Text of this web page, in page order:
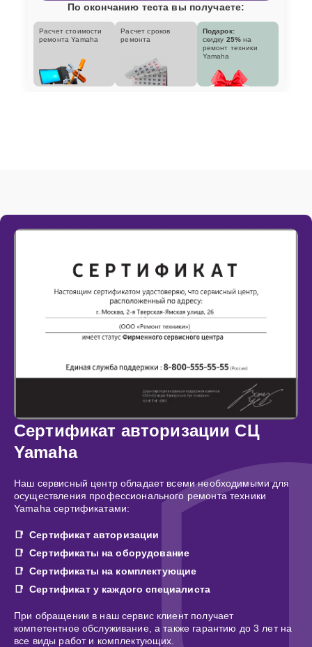
По окончанию теста вы получаете:
Расчет стоимости
ремонта Yamaha
Расчет сроков
ремонта
Подарок:
скидку 25% на
ремонт техники
Yamaha
Сертификат авторизации СЦ
Yamaha
Наш сервисный центр обладает всеми необходимыми для
осуществления профессионального ремонта техники
Yamaha сертификатами:
Сертификат авторизации
Сертификаты на оборудование
Сертификаты на комплектующие
Сертификат у каждого специалиста
При обращении в наш сервис клиент получает
компетентное обслуживание, а также гарантию до 3 лет на
все виды работ и комплектующих.